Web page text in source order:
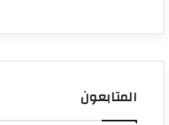
المتابعون